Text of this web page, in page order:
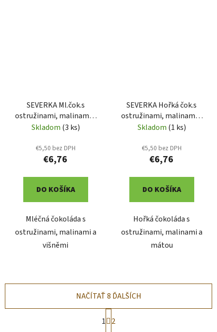
SEVERKA Ml.čok.s
ostružinami, malinami a
višněmi 125g (9003)
Skladom (3 ks)
€5,50 bez DPH
€6,76
DO KOŠÍKA
Mléčná čokoláda s
ostružinami, malinami a
višněmi
SEVERKA Hořká čok.s
ostružinami, malinami a
mátou 120g (9013)
Skladom (1 ks)
€5,50 bez DPH
€6,76
DO KOŠÍKA
Hořká čokoláda s
ostružinami, malinami a
mátou
NAČÍTAŤ 8 ĎALŠÍCH
S
t
1
2